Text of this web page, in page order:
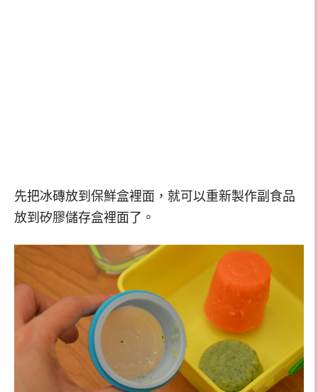
先把冰磚放到保鮮盒裡面，就可以重新製作副食品
放到矽膠儲存盒裡面了。